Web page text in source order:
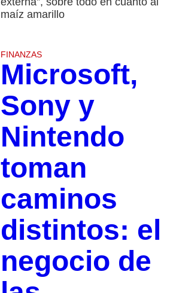
maíz amarillo
FINANZAS
Microsoft,
Sony y
Nintendo
toman
caminos
distintos: el
negocio de